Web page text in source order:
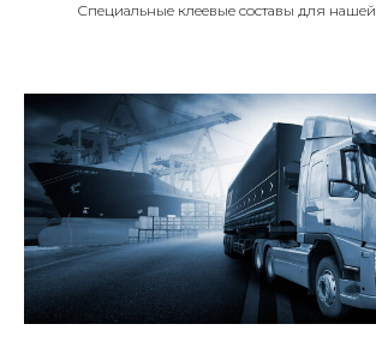
Специальные клеевые составы для